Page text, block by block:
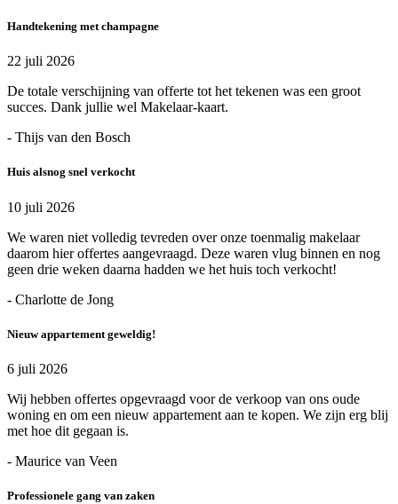
Handtekening met champagne
22 juli 2026
De totale verschijning van offerte tot het tekenen was een groot
succes. Dank jullie wel Makelaar-kaart.
- Thijs van den Bosch
Huis alsnog snel verkocht
10 juli 2026
We waren niet volledig tevreden over onze toenmalig makelaar
daarom hier offertes aangevraagd. Deze waren vlug binnen en nog
geen drie weken daarna hadden we het huis toch verkocht!
- Charlotte de Jong
Nieuw appartement geweldig!
6 juli 2026
Wij hebben offertes opgevraagd voor de verkoop van ons oude
woning en om een nieuw appartement aan te kopen. We zijn erg blij
met hoe dit gegaan is.
- Maurice van Veen
Professionele gang van zaken